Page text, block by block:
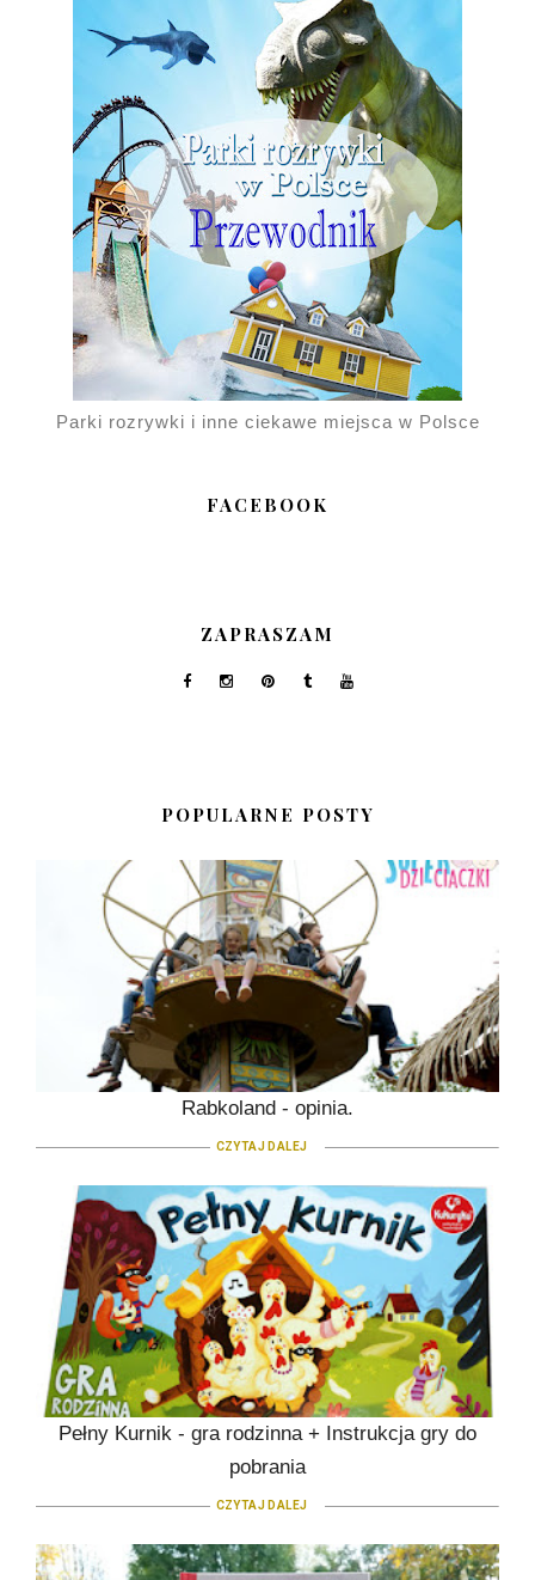
Parki rozrywki i inne ciekawe miejsca w Polsce
FACEBOOK
ZAPRASZAM
POPULARNE POSTY
Rabkoland - opinia.
CZYTAJ DALEJ
Pełny Kurnik - gra rodzinna + Instrukcja gry do
pobrania
CZYTAJ DALEJ